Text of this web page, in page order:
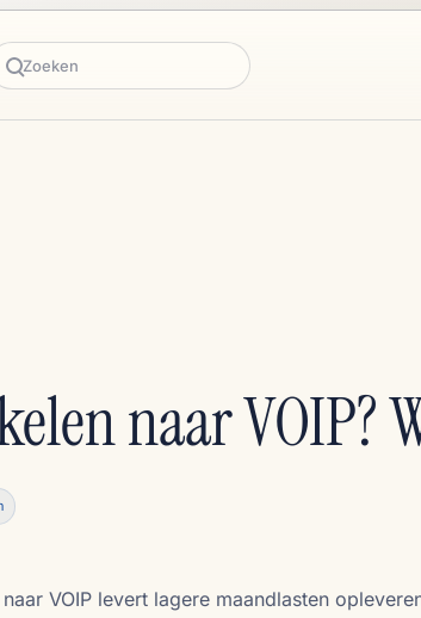
Zoeken
naar VOIP?
VOIP levert lagere maandlasten